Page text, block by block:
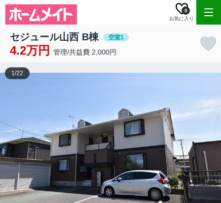
お気に入り
0
セジュール山西 B棟 空室1
4.2万円 管理/共益費 2,000円
1/22